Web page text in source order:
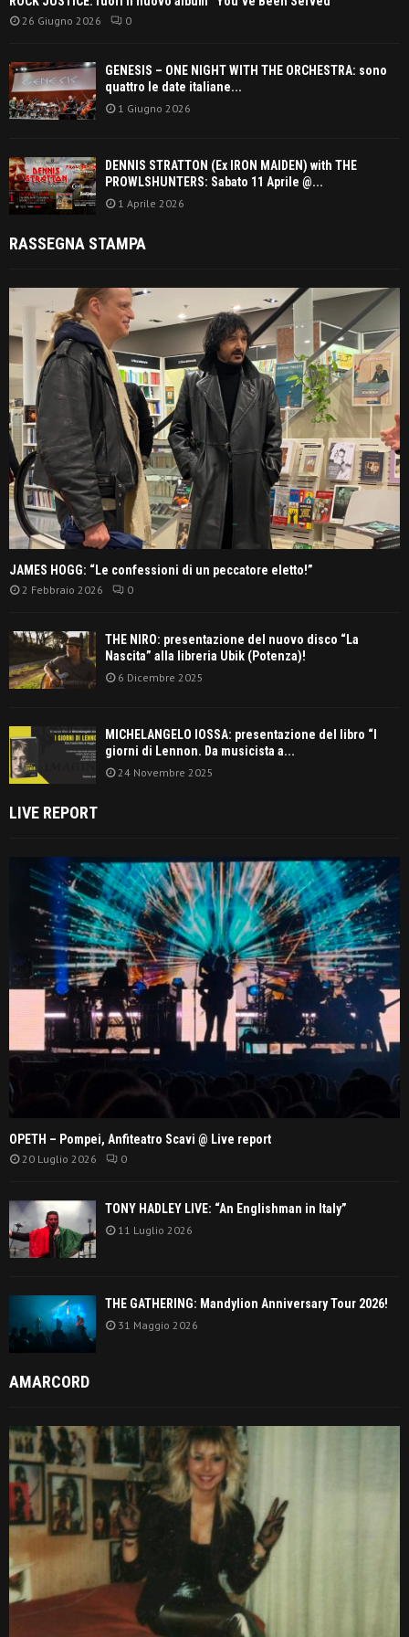
26 Giugno 2026 0
GENESIS – ONE NIGHT WITH THE ORCHESTRA: sono
quattro le date italiane...
1 Giugno 2026
DENNIS STRATTON (Ex IRON MAIDEN) with THE
PROWLSHUNTERS: Sabato 11 Aprile @...
1 Aprile 2026
RASSEGNA STAMPA
JAMES HOGG: “Le confessioni di un peccatore eletto!”
2 Febbraio 2026 0
THE NIRO: presentazione del nuovo disco “La
Nascita” alla libreria Ubik (Potenza)!
6 Dicembre 2025
MICHELANGELO IOSSA: presentazione del libro “I
giorni di Lennon. Da musicista a...
24 Novembre 2025
LIVE REPORT
OPETH – Pompei, Anfiteatro Scavi @ Live report
20 Luglio 2026 0
TONY HADLEY LIVE: “An Englishman in Italy”
11 Luglio 2026
THE GATHERING: Mandylion Anniversary Tour 2026!
31 Maggio 2026
AMARCORD